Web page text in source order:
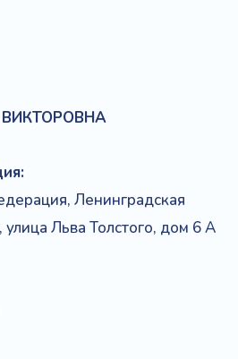
ВИКТОРОВНА
Ленинградская
улица Льва Толстого, дом 6 А